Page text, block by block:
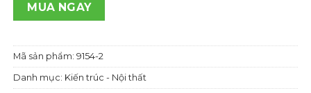
MUA NGAY
Mã sản phẩm:9154-2
Danh mục: Kiến trúc - Nội thất